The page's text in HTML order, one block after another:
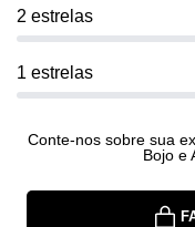
2 estrelas
1 estrelas
Conte-nos sobre sua
Bojo e